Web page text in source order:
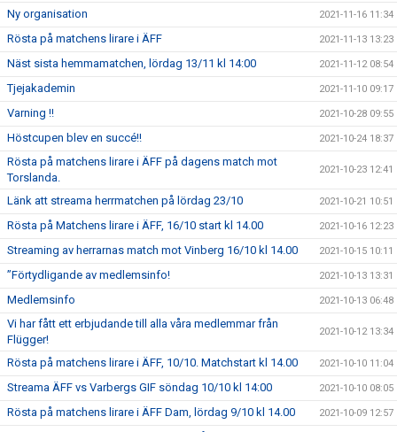
Ny organisation 2021-11-16 11:34
Rösta på matchens lirare i ÄFF 2021-11-13 13:23
Näst sista hemmamatchen, lördag 13/11 kl 14:00 2021-11-12 08:54
Tjejakademin 2021-11-10 09:17
Varning !! 2021-10-28 09:55
Höstcupen blev en succé!! 2021-10-24 18:37
Rösta på matchens lirare i ÄFF på dagens match mot
Torslanda.
2021-10-23 12:41
Länk att streama herrmatchen på lördag 23/10 2021-10-21 10:51
Rösta på Matchens lirare i ÄFF, 16/10 start kl 14.00 2021-10-16 12:23
Streaming av herrarnas match mot Vinberg 16/10 kl 14.00 2021-10-15 10:11
”Förtydligande av medlemsinfo! 2021-10-13 13:31
Medlemsinfo 2021-10-13 06:48
Vi har fått ett erbjudande till alla våra medlemmar från
Flügger!
2021-10-12 13:34
Rösta på matchens lirare i ÄFF, 10/10. Matchstart kl 14.00 2021-10-10 11:04
Streama ÄFF vs Varbergs GIF söndag 10/10 kl 14:00 2021-10-10 08:05
Rösta på matchens lirare i ÄFF Dam, lördag 9/10 kl 14.00 2021-10-09 12:57